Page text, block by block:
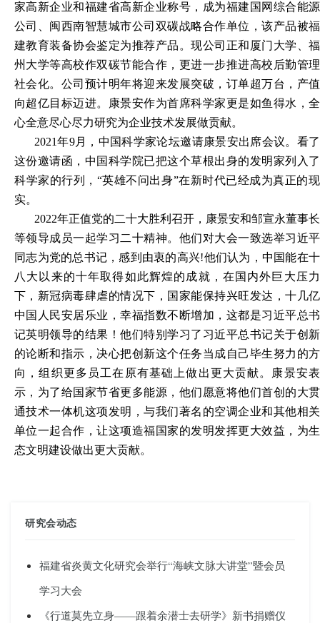
家高新企业和福建省高新企业称号，成为福建国网综合能源
公司、闽西南智慧城市公司双碳战略合作单位，该产品被福
建教育装备协会鉴定为推荐产品。现公司正和厦门大学、福
州大学等高校作双碳节能合作，更进一步推进高校后勤管理
社会化。公司预计明年将迎来发展突破，订单超万台，产值
向超亿目标迈进。康景安作为首席科学家更是如鱼得水，全
心全意尽心尽力研究为企业技术发展做贡献。
2021年9月，中国科学家论坛邀请康景安出席会议。看了
这份邀请函，中国科学院已把这个草根出身的发明家列入了
科学家的行列，“英雄不问出身”在新时代已经成为真正的现
实。
2022年正值党的二十大胜利召开，康景安和邹宣永董事长
等领导成员一起学习二十精神。他们对大会一致选举习近平
同志为党的总书记，感到由衷的高兴!他们认为，中国能在十
八大以来的十年取得如此辉煌的成就，在国内外巨大压力
下，新冠病毒肆虐的情况下，国家能保持兴旺发达，十几亿
中国人民安居乐业，幸福指数不断增加，这都是习近平总书
记英明领导的结果！他们特别学习了习近平总书记关于创新
的论断和指示，决心把创新这个任务当成自己毕生努力的方
向，组织更多员工在原有基础上做出更大贡献。康景安表
示，为了给国家节省更多能源，他们愿意将他们首创的大贯
通技术一体机这项发明，与我们著名的空调企业和其他相关
单位一起合作，让这项造福国家的发明发挥更大效益，为生
态文明建设做出更大贡献。
研究会动态
福建省炎黄文化研究会举行“海峡文脉大讲堂”暨会员
学习大会
《行道莫先立身——跟着余潜士去研学》新书捐赠仪